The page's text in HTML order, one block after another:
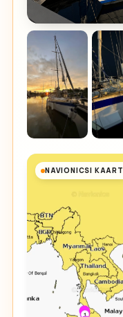
NAVIONICSI KAART